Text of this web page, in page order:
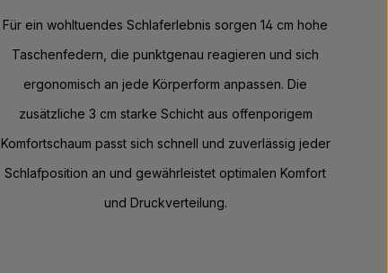
Für ein wohltuendes Schlaferlebnis sorgen 14 cm hohe
Taschenfedern, die punktgenau reagieren und sich
ergonomisch an jede Körperform anpassen. Die
zusätzliche 3 cm starke Schicht aus offenporigem
Komfortschaum passt sich schnell und zuverlässig jeder
Schlafposition an und gewährleistet optimalen Komfort
und Druckverteilung.